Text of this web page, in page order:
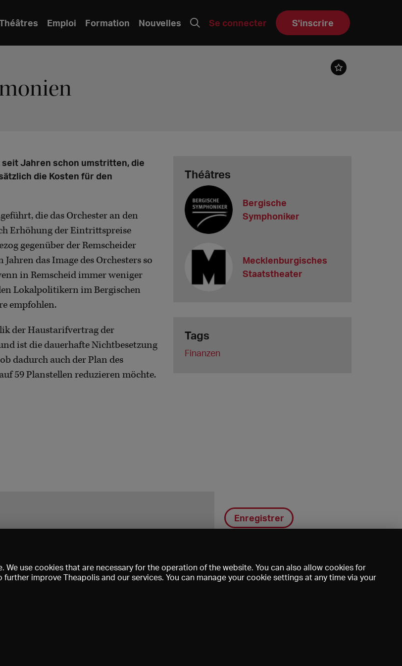
Emploi Formation Nouvelles Se connecter S'inscrire
Jahren schon umstritten, die
die Kosten für den
die das Orchester an den
Erhöhung der Eintrittspreise
gegenüber der Remscheider
das Image des Orchesters so
in Remscheid immer weniger
Lokalpolitikern im Bergischen
empfohlen.
der Haustarifvertrag der
ist die dauerhafte Nichtbesetzung
dadurch auch der Plan des
59 Planstellen reduzieren möchte.
Théâtres
Bergische
Symphoniker
Mecklenburgisches
Staatstheater
Tags
Finanzen
Enregistrer
use cookies that are necessary for the operation of the website. You can also allow cookies for
improve Theapolis and our services. You can manage your cookie settings at any time via your